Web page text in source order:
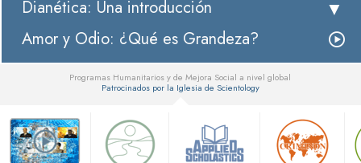
Dianética: Una introducción
Amor y Odio: ¿Qué es Grandeza?
Programas Humanitarios y de Mejora Social a nivel global
Patrocinados por la Iglesia de Scientology